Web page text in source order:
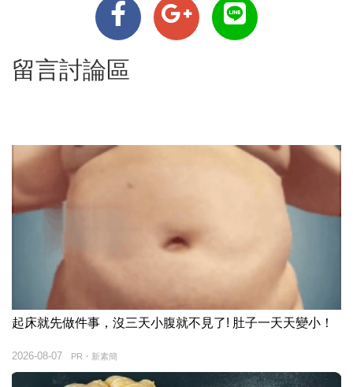
留言討論區
起床就先做件事，沒三天小腹就不見了! 肚子一天天變小！
PR・新素簡
2026-08-07